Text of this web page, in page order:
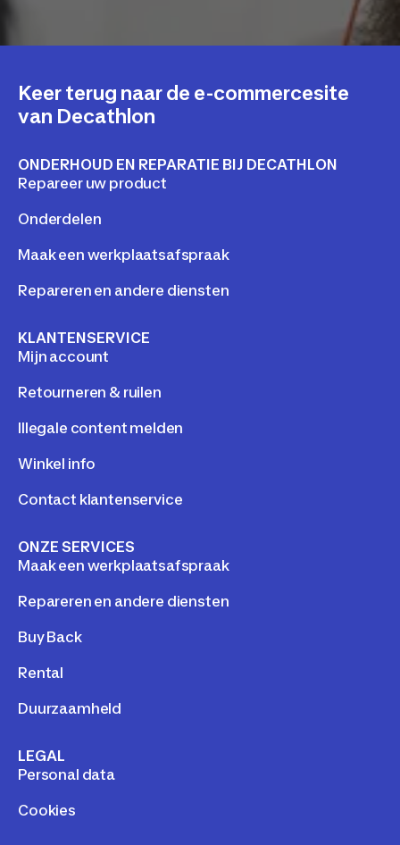
Keer terug naar de e-commercesite
van Decathlon
ONDERHOUD EN REPARATIE BIJ DECATHLON
Repareer uw product
Onderdelen
Maak een werkplaatsafspraak
Repareren en andere diensten
KLANTENSERVICE
Mijn account
Retourneren & ruilen
Illegale content melden
Winkel info
Contact klantenservice
ONZE SERVICES
Maak een werkplaatsafspraak
Repareren en andere diensten
Buy Back
Rental
Duurzaamheld
LEGAL
Personal data
Cookies